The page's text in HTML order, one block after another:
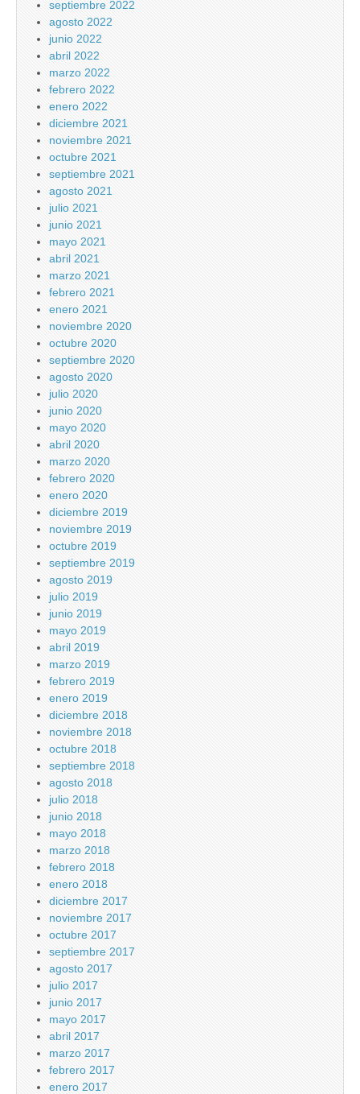
septiembre 2022
agosto 2022
junio 2022
abril 2022
marzo 2022
febrero 2022
enero 2022
diciembre 2021
noviembre 2021
octubre 2021
septiembre 2021
agosto 2021
julio 2021
junio 2021
mayo 2021
abril 2021
marzo 2021
febrero 2021
enero 2021
noviembre 2020
octubre 2020
septiembre 2020
agosto 2020
julio 2020
junio 2020
mayo 2020
abril 2020
marzo 2020
febrero 2020
enero 2020
diciembre 2019
noviembre 2019
octubre 2019
septiembre 2019
agosto 2019
julio 2019
junio 2019
mayo 2019
abril 2019
marzo 2019
febrero 2019
enero 2019
diciembre 2018
noviembre 2018
octubre 2018
septiembre 2018
agosto 2018
julio 2018
junio 2018
mayo 2018
marzo 2018
febrero 2018
enero 2018
diciembre 2017
noviembre 2017
octubre 2017
septiembre 2017
agosto 2017
julio 2017
junio 2017
mayo 2017
abril 2017
marzo 2017
febrero 2017
enero 2017